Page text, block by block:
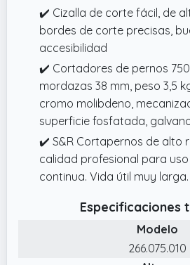
✔️ Cizalla de corte fácil, de
bordes de corte precisas,
accesibilidad
✔️ Cortadores de pernos 750
mordazas 38 mm, peso 3,5
cromo molibdeno,
superficie fosfatada,
✔️ S&R Cortapernos de alto
calidad profesional para
continua. Vida útil muy larga.
Especificaciones
Modelo
266.075.010